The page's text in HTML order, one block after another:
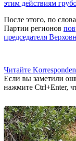
этим действиям
После этого, по
Партии регионов
председателя
Читайте
Если вы заметили
нажмите Ctrl+Enter,